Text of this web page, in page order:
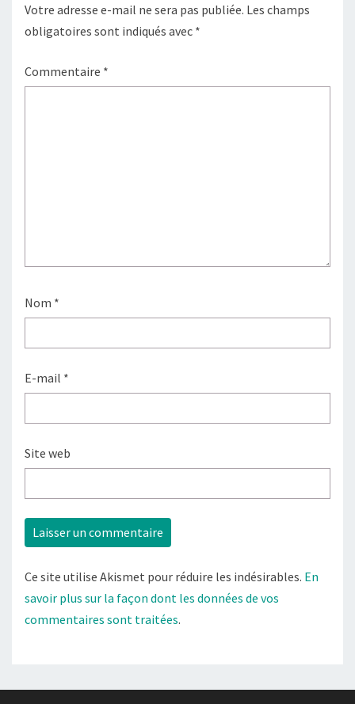
Votre adresse e-mail ne sera pas publiée. Les champs
obligatoires sont indiqués avec *
Commentaire *
Nom *
E-mail *
Site web
Ce site utilise Akismet pour réduire les indésirables. En
savoir plus sur la façon dont les données de vos
commentaires sont traitées.